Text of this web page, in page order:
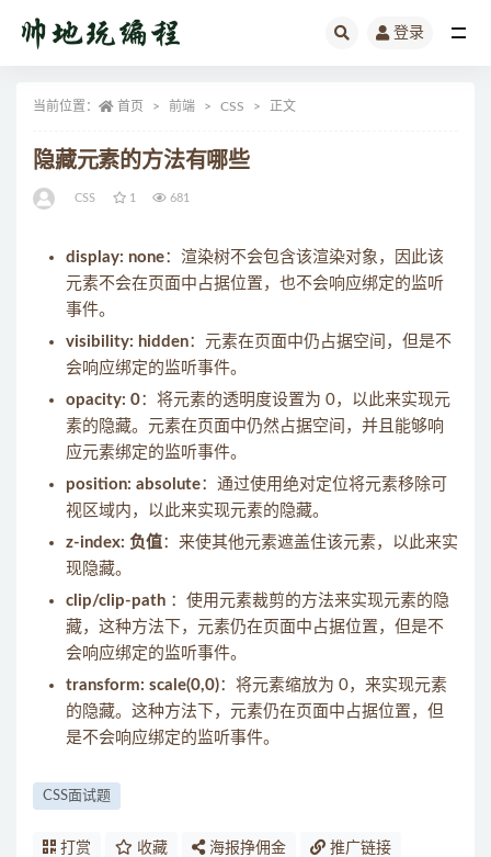
登录
当前位置： 首页 前端 CSS 正文
隐藏元素的方法有哪些
CSS 1 681
display: none：渲染树不会包含该渲染对象，因此该
元素不会在页面中占据位置，也不会响应绑定的监听
事件。
visibility: hidden：元素在页面中仍占据空间，但是不
会响应绑定的监听事件。
opacity: 0：将元素的透明度设置为 0，以此来实现元
素的隐藏。元素在页面中仍然占据空间，并且能够响
应元素绑定的监听事件。
position: absolute：通过使用绝对定位将元素移除可
视区域内，以此来实现元素的隐藏。
z-index: 负值：来使其他元素遮盖住该元素，以此来实
现隐藏。
clip/clip-path ：使用元素裁剪的方法来实现元素的隐
藏，这种方法下，元素仍在页面中占据位置，但是不
会响应绑定的监听事件。
transform: scale(0,0)：将元素缩放为 0，来实现元素
的隐藏。这种方法下，元素仍在页面中占据位置，但
是不会响应绑定的监听事件。
CSS面试题
打赏 收藏 海报挣佣金 推广链接